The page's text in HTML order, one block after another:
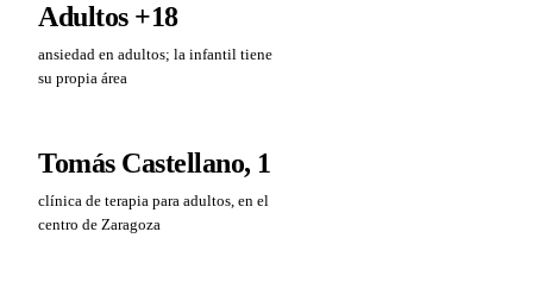
Adultos +18
ansiedad en adultos; la infantil tiene
su propia área
Tomás Castellano, 1
clínica de terapia para adultos, en el
centro de Zaragoza